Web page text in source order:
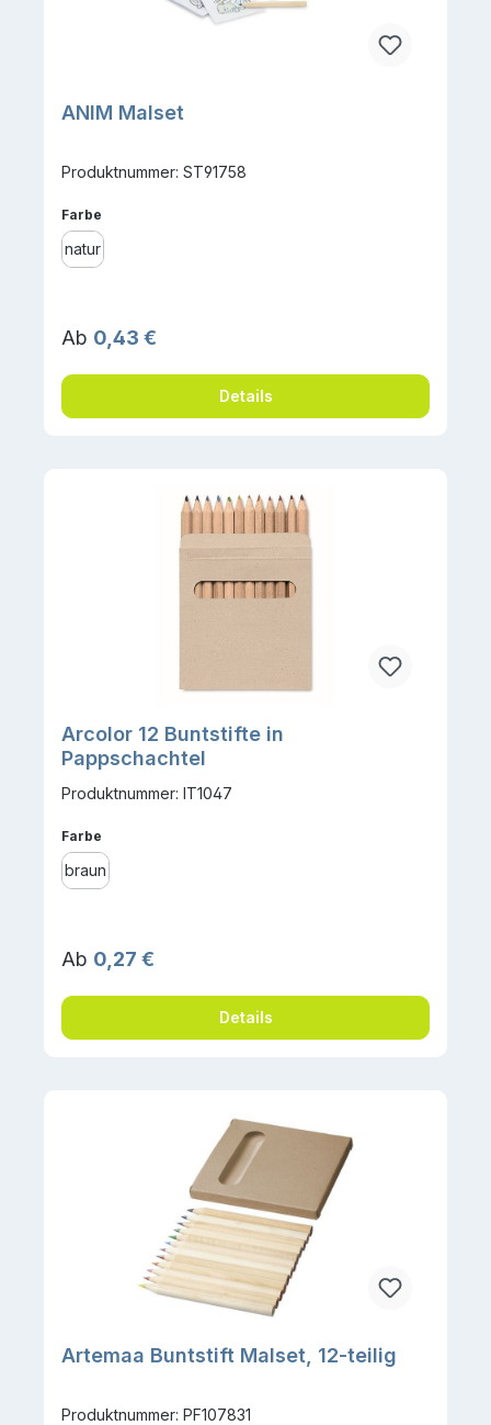
ANIM Malset
Produktnummer: ST91758
Farbe
natur
Regulärer Preis:
Ab 0,43 €
Details
Arcolor 12 Buntstifte in
Pappschachtel
Produktnummer: IT1047
Farbe
braun
Regulärer Preis:
Ab 0,27 €
Details
Artemaa Buntstift Malset, 12-teilig
Produktnummer: PF107831